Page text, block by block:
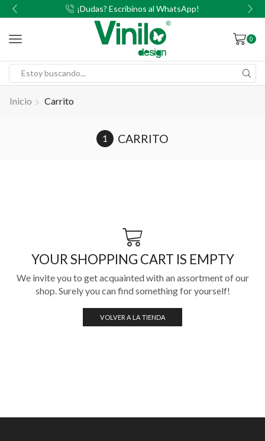
¡Dudas? Escribinos al WhatsApp!
0
Inicio Carrito
CARRITO
YOUR SHOPPING CART IS EMPTY
We invite you to get acquainted with an assortment of our
shop. Surely you can find something for yourself!
VOLVER A LA TIENDA